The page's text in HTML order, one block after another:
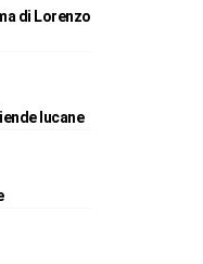
di Lorenzo
lucane